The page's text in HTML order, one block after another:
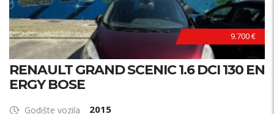
9.700 €
RENAULT GRAND SCENIC 1.6 DCI 130 EN
ERGY BOSE
Godište vozila 2015